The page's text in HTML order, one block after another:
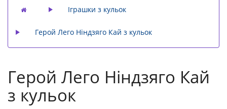
Іграшки з кульок
Герой Лего Ніндзяго Кай з кульок
Герой Лего Ніндзяго Кай
з кульок